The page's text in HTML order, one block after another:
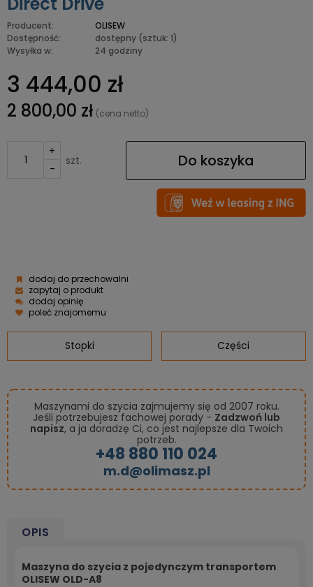
Producent:
OLISEW
Dostępność:
dostępny (sztuk: 1)
Wysyłka w:
24 godziny
3 444,00 zł
2 800,00 zł (cena netto)
+
-
szt. Do koszyka
dodaj do przechowalni
zapytaj o produkt
dodaj opinię
poleć znajomemu
Stopki Części
Maszynami do szycia zajmujemy się od 2007 roku.
Jeśli potrzebujesz fachowej porady - Zadzwoń lub
napisz, a ja doradzę Ci, co jest najlepsze dla Twoich
potrzeb.
+48 880 110 024
m.d@olimasz.pl
OPIS
Maszyna do szycia z pojedynczym transportem
OLISEW OLD-A8